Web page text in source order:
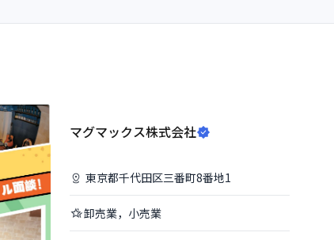
マグマックス株式会社
東京都千代田区三番町8番地1
卸売業，小売業